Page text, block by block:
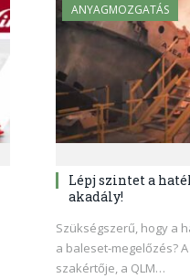
ANYAGMOZGATÁS
Lépj szintet a
akadály!
Szükségszerű, hogy a
a baleset-megelőzés?
szakértője, a QLM…